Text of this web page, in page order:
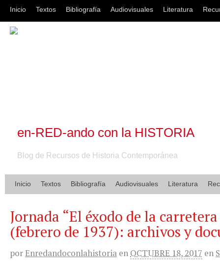
Inicio Textos Bibliografía Audiovisuales Literatura
en-RED-ando con la HISTORIA
Blog de Recursos de Historia Contemporánea
Inicio Textos Bibliografía Audiovisuales Literatura
Jornada “El éxodo de la
(febrero de 1937): archivos y
porEnredandoconlahistoria en OCTUBRE 18, 2017 en